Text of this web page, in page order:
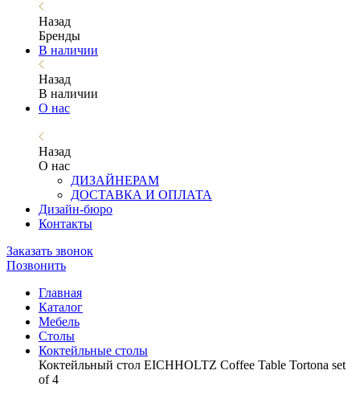
Назад
Бренды
В наличии
Назад
В наличии
О нас
Назад
О нас
ДИЗАЙНЕРАМ
ДОСТАВКА И ОПЛАТА
Дизайн-бюро
Контакты
Заказать звонок
Позвонить
Главная
Каталог
Мебель
Столы
Коктейльные столы
Коктейльный стол EICHHOLTZ Coffee Table Tortona set
of 4